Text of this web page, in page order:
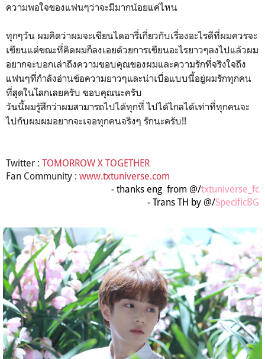
ความพอใจของแฟนๆว่าจะมีมากน้อยแค่ไหน
ทุกๆวัน ผมคิดว่าผมจะเขียนไดอารี่เกี่ยวกับเรื่องอะไรดีที่ผมควรจะ
เขียนแต่ขณะที่คิดผมก็ลงเอยด้วยการเขียนอะไรยาวๆลงไปแล้วผม
อยากจะบอกเล่าถึงความขอบคุณของผมและความรักที่จริงใจถึง
แฟนๆที่กำลังอ่านข้อความยาวๆและน่าเบื่อแบบนี้อยู่ผมรักทุกคน
ที่สุดในโลกเลยครับ ขอบคุณนะครับ
วันนี้ผมรู้สึกว่าผมสามารถไปได้ทุกที่ ไปได้ไกลได้เท่าที่ทุกคนจะ
ไปกับผมผมอยากจะเจอทุกคนจริงๆ รักนะครับ!!
Twitter : TOMORROW X TOGETHER
Fan Community : www.txtuniverse.com
- thanks eng from @/txtuniverse_fc
- Trans TH by @/SpecificBG